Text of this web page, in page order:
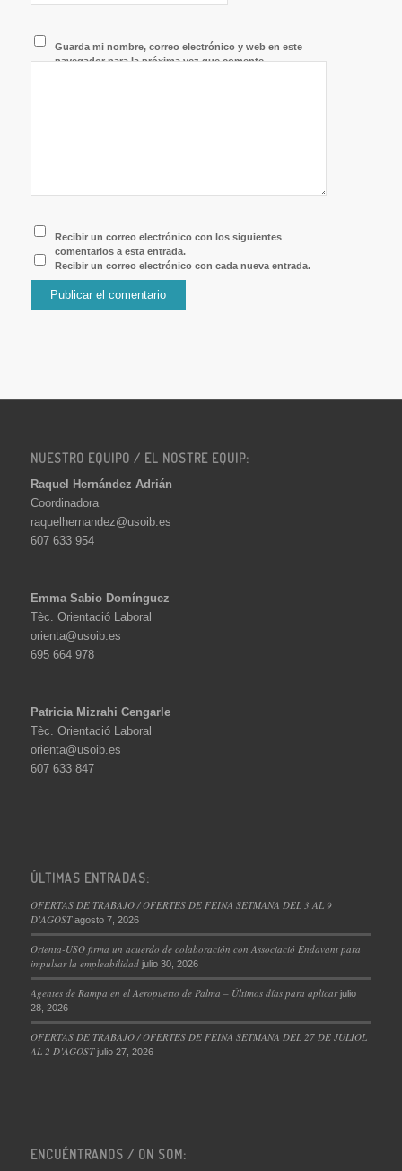
Guarda mi nombre, correo electrónico y web en este
navegador para la próxima vez que comente.
Recibir un correo electrónico con los siguientes
comentarios a esta entrada.
Recibir un correo electrónico con cada nueva entrada.
NUESTRO EQUIPO / EL NOSTRE EQUIP:
Raquel Hernández Adrián
Coordinadora
raquelhernandez@usoib.es
607 633 954
Emma Sabio Domínguez
Tèc. Orientació Laboral
orienta@usoib.es
695 664 978
Patricia Mizrahi Cengarle
Tèc. Orientació Laboral
orienta@usoib.es
607 633 847
ÚLTIMAS ENTRADAS:
OFERTAS DE TRABAJO / OFERTES DE FEINA SETMANA DEL 3 AL 9
D’AGOST agosto 7, 2026
Orienta-USO firma un acuerdo de colaboración con Associació Endavant para
impulsar la empleabilidad julio 30, 2026
Agentes de Rampa en el Aeropuerto de Palma – Últimos días para aplicar julio
28, 2026
OFERTAS DE TRABAJO / OFERTES DE FEINA SETMANA DEL 27 DE JULIOL
AL 2 D’AGOST julio 27, 2026
ENCUÉNTRANOS / ON SOM: